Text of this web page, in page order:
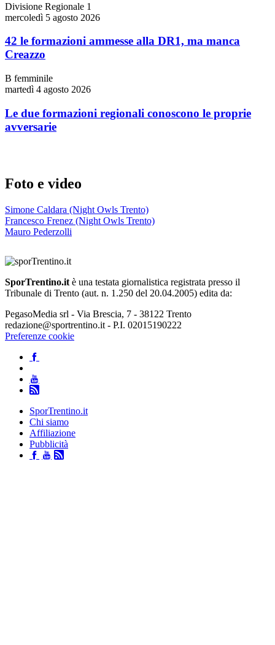
Divisione Regionale 1
mercoledì 5 agosto 2026
42 le formazioni ammesse alla DR1, ma manca
Creazzo
B femminile
martedì 4 agosto 2026
Le due formazioni regionali conoscono le proprie
avversarie
Foto e video
Simone Caldara (Night Owls Trento)
Francesco Frenez (Night Owls Trento)
Mauro Pederzolli
SporTrentino.it è una testata giornalistica registrata presso il
Tribunale di Trento (aut. n. 1.250 del 20.04.2005) edita da:
PegasoMedia srl - Via Brescia, 7 - 38122 Trento
redazione@sportrentino.it - P.I. 02015190222
Preferenze cookie
SporTrentino.it
Chi siamo
Affiliazione
Pubblicità